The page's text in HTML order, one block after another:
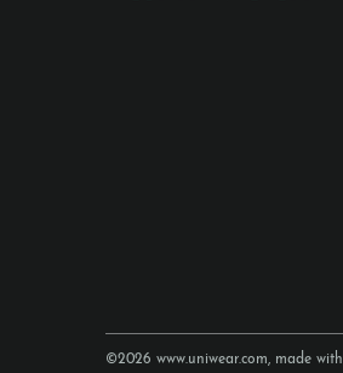
©2026 www.uniwear.com, made with